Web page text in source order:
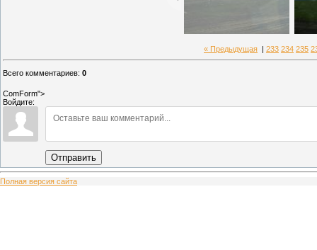
« Предыдущая 233 234 235
Всего комментариев: 0
ComForm">
Войдите:
Отправить
Полная версия сайта